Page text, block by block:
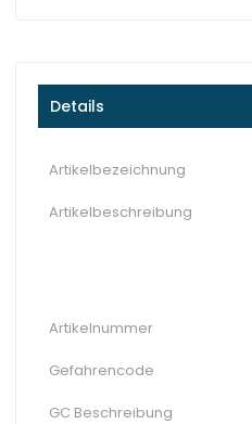
Details
Artikelbezeichnung
Artikelbeschreibung
Artikelnummer
Gefahrencode
GC Beschreibung